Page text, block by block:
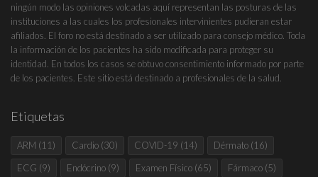
ningún modo las opiniones volcadas aquí representan las posturas de las
instituciones a las cuales los profesionales intervinientes pudieran estar
afiliados. El foro no está destinado a ser utilizado para consejo médico. Toda
la información de los pacientes ha sido modificada para proteger su
identidad. En todos los casos se obtuvo consentimiento informado por parte
de los pacientes. Este sitio está destinado a profesionales de la salud.
Etiquetas
ARM (11) Cardio (30) COVID-19 (14) Dérmato (16)
ECG (9) Endócrino (9) Examen Físico (65) Fármaco (5)